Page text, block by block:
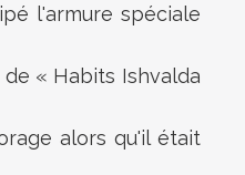
l'armure spéciale
« Habits Ishvalda
alors qu'il était